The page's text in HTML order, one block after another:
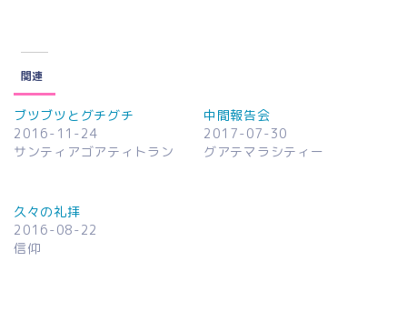
関連
ブツブツとグチグチ
2016-11-24
サンティアゴアティトラン
中間報告会
2017-07-30
グアテマラシティー
久々の礼拝
2016-08-22
信仰